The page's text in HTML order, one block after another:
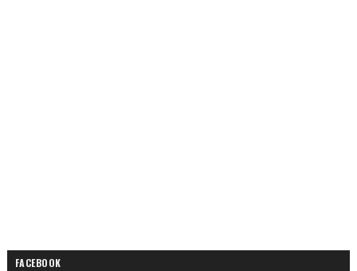
FACEBOOK